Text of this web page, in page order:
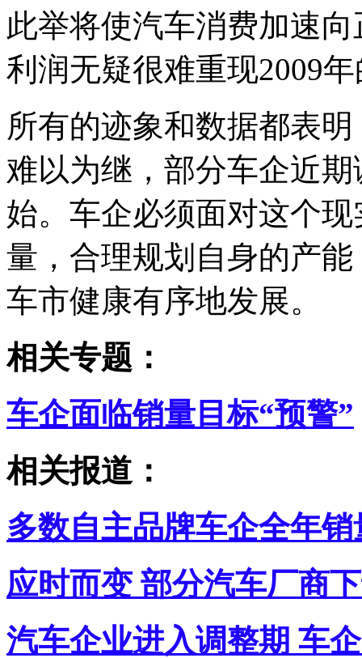
此举将使汽车消费加速
利润无疑很难重现2009
所有的迹象和数据都表
难以为继，部分车企近
始。车企必须面对这个
量，合理规划自身的产
车市健康有序地发展。
相关专题：
车企面临销量目标“预警”
相关报道：
多数自主品牌车企全年
应时而变 部分汽车厂商
汽车企业进入调整期 车